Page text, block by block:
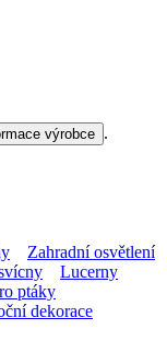
výrobce .
Zahradní osvětlení
Lucerny
ptáky
dekorace